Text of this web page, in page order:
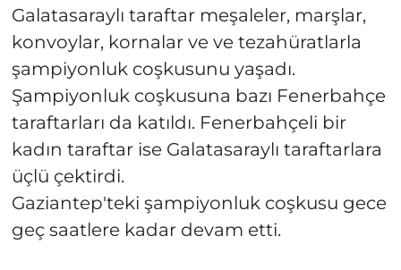
Galatasaraylı taraftar meşaleler, marşlar,
konvoylar, kornalar ve ve tezahüratlarla
şampiyonluk coşkusunu yaşadı.
Şampiyonluk coşkusuna bazı Fenerbahçe
taraftarları da katıldı. Fenerbahçeli bir
kadın taraftar ise Galatasaraylı taraftarlara
üçlü çektirdi.
Gaziantep'teki şampiyonluk coşkusu gece
geç saatlere kadar devam etti.